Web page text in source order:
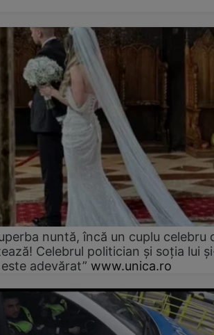
nuntă, încă un cuplu celebru
Celebrul politician și soția lui
adevărat” www.unica.ro